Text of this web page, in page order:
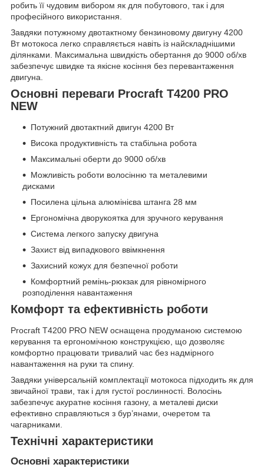
робить її чудовим вибором як для побутового, так і для
професійного використання.
Завдяки потужному двотактному бензиновому двигуну 4200
Вт мотокоса легко справляється навіть із найскладнішими
ділянками. Максимальна швидкість обертання до 9000 об/хв
забезпечує швидке та якісне косіння без перевантаження
двигуна.
Основні переваги Procraft T4200 PRO
NEW
Потужний двотактний двигун 4200 Вт
Висока продуктивність та стабільна робота
Максимальні оберти до 9000 об/хв
Можливість роботи волосінню та металевими
дисками
Посилена цільна алюмінієва штанга 28 мм
Ергономічна дворукоятка для зручного керування
Система легкого запуску двигуна
Захист від випадкового ввімкнення
Захисний кожух для безпечної роботи
Комфортний ремінь-рюкзак для рівномірного
розподілення навантаження
Комфорт та ефективність роботи
Procraft T4200 PRO NEW оснащена продуманою системою
керування та ергономічною конструкцією, що дозволяє
комфортно працювати тривалий час без надмірного
навантаження на руки та спину.
Завдяки універсальній комплектації мотокоса підходить як для
звичайної трави, так і для густої рослинності. Волосінь
забезпечує акуратне косіння газону, а металеві диски
ефективно справляються з бур’янами, очеретом та
чагарниками.
Технічні характеристики
Основні характеристики